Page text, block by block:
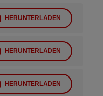
HERUNTERLADEN
HERUNTERLADEN
HERUNTERLADEN